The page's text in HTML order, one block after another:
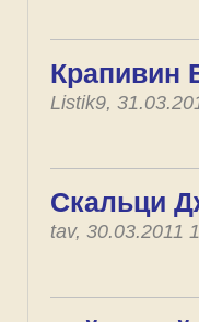
Крапивин
Listik9,
Скальци
tav, 30.03.2011